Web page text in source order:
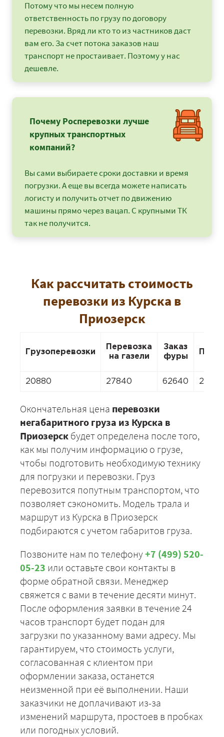
Потому что мы несем полную
ответственность по грузу по договору
перевозки. Вряд ли кто то из частников даст
вам его. За счет потока заказов наш
транспорт не простаивает. Поэтому у нас
дешевле.
Почему Росперевозки лучше
крупных транспортных
компаний?
Вы сами выбираете сроки доставки и время
погрузки. А еще вы всегда можете написать
логисту и получить отчет по движению
машины прямо через вацап. С крупными ТК
так не получится.
Как рассчитать стоимость
перевозки из Курска в
Приозерск
Грузоперевозки
Перевозка
на газели
Заказ
фуры
20880 27840 62640
Окончательная цена перевозки
негабаритного груза из Курска в
Приозерск будет определена после того,
как мы получим информацию о грузе,
чтобы подготовить необходимую технику
для погрузки и перевозки. Груз
перевозится попутным транспортом, что
позволяет сэкономить. Модель трала и
маршрут из Курска в Приозерск
подбираются с учетом габаритов груза.
Позвоните нам по телефону+7 (499) 520-
05-23 или оставьте свои контакты в
форме обратной связи. Менеджер
свяжется с вами в течение десяти минут.
После оформления заявки в течение 24
часов транспорт будет подан для
загрузки по указанному вами адресу. Мы
гарантируем, что стоимость услуги,
согласованная с клиентом при
оформлении заказа, останется
неизменной при её выполнении. Наши
заказчики не доплачивают из-за
изменений маршрута, простоев в пробках
или погодных условий.